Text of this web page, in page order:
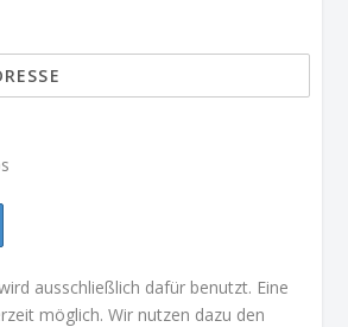
ausschließlich dafür benutzt. Eine
möglich. Wir nutzen dazu den